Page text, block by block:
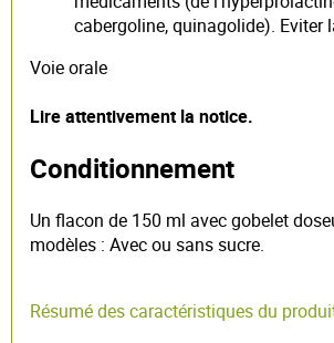
cabergoline, quinagolide). Eviter
Voie orale
Lire attentivement la notice.
Conditionnement
Un flacon de 150 ml avec gobelet
modèles : Avec ou sans sucre.
Résumé des caractéristiques du